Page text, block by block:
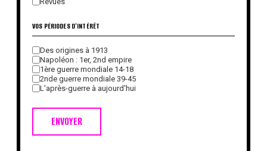
ENVOYER
VOS PÉRIODES D'INTÉRÊT
Des origines à 1913
Napoléon : 1er, 2nd empire
1ère guerre mondiale 14-18
2nde guerre mondiale 39-45
L'après-guerre à aujourd'hui